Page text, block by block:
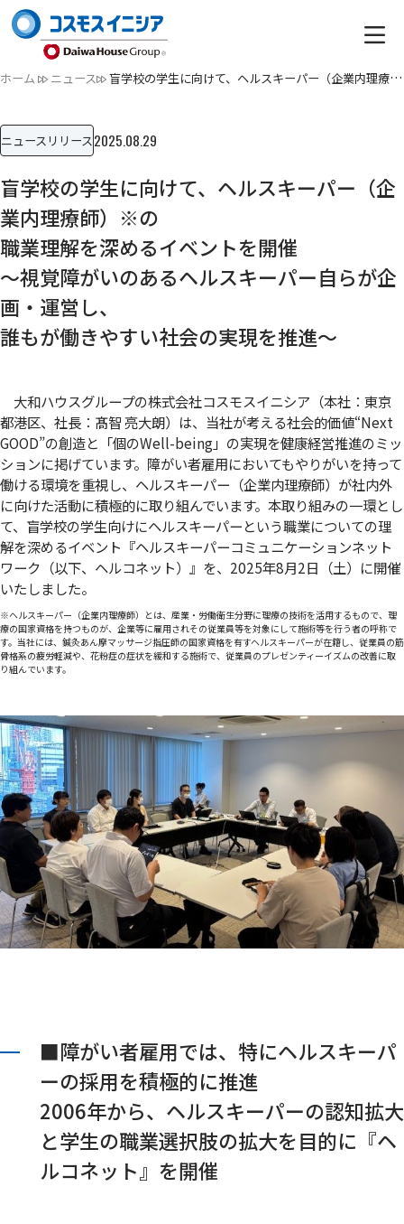
ホーム ニュース 盲学校の学生に向けて、ヘルスキーパー（企業内理療師）※の職業…
ニュースリリース2025.08.29
盲学校の学生に向けて、ヘルスキーパー（企
業内理療師）※の
職業理解を深めるイベントを開催
～視覚障がいのあるヘルスキーパー自らが企
画・運営し、
誰もが働きやすい社会の実現を推進～
大和ハウスグループの株式会社コスモスイニシア（本社：東京
都港区、社長：髙智 亮大朗）は、当社が考える社会的価値“Next
GOOD”の創造と「個のWell-being」の実現を健康経営推進のミッ
ションに掲げています。障がい者雇用においてもやりがいを持って
働ける環境を重視し、ヘルスキーパー（企業内理療師）が社内外
に向けた活動に積極的に取り組んでいます。本取り組みの一環とし
て、盲学校の学生向けにヘルスキーパーという職業についての理
解を深めるイベント『ヘルスキーパーコミュニケーションネット
ワーク（以下、ヘルコネット）』を、2025年8月2日（土）に開催
いたしました。
※ヘルスキーパー（企業内理療師）とは、産業・労働衛生分野に理療の技術を活用するもので、理
療の国家資格を持つものが、企業等に雇用されその従業員等を対象にして施術等を行う者の呼称で
す。当社には、鍼灸あん摩マッサージ指圧師の国家資格を有すヘルスキーパーが在籍し、従業員の筋
骨格系の疲労軽減や、花粉症の症状を緩和する施術で、従業員のプレゼンティーイズムの改善に取
り組んでいます。
■障がい者雇用では、特にヘルスキーパ
ーの採用を積極的に推進
2006年から、ヘルスキーパーの認知拡大
と学生の職業選択肢の拡大を目的に『ヘ
ルコネット』を開催